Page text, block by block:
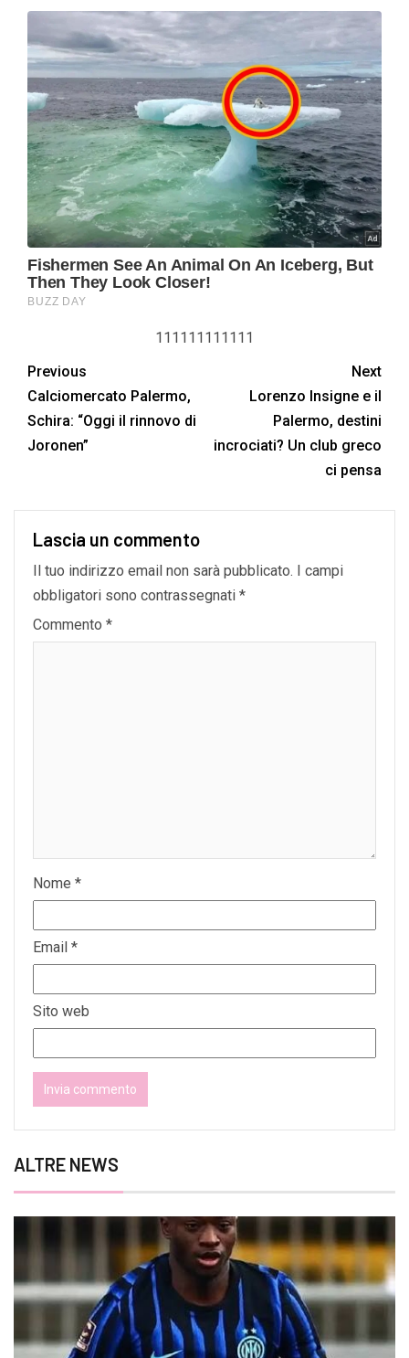
111111111111
Previous
Calciomercato Palermo,
Schira: “Oggi il rinnovo di
Joronen”
Next
Lorenzo Insigne e il
Palermo, destini
incrociati? Un club greco
ci pensa
Lascia un commento
Il tuo indirizzo email non sarà pubblicato. I campi
obbligatori sono contrassegnati *
Commento *
Nome *
Email *
Sito web
ALTRE NEWS